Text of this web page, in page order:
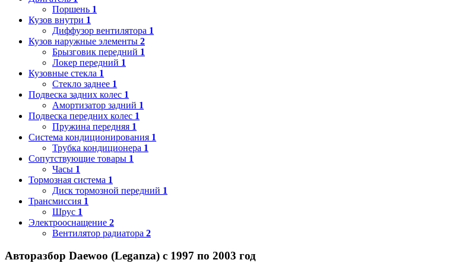
Поршень 1
Кузов внутри 1
Диффузор вентилятора 1
Кузов наружные элементы 2
Брызговик передний 1
Локер передний 1
Кузовные стекла 1
Стекло заднее 1
Подвеска задних колес 1
Амортизатор задний 1
Подвеска передних колес 1
Пружина передняя 1
Система кондиционирования 1
Трубка кондиционера 1
Сопутствующие товары 1
Часы 1
Тормозная система 1
Диск тормозной передний 1
Трансмиссия 1
Шрус 1
Электрооснащение 2
Вентилятор радиатора 2
Авторазбор Daewoo (Leganza) с 1997 по 2003 год